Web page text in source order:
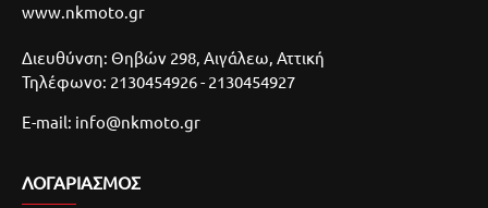
www.nkmoto.gr
Διευθύνση: Θηβών 298, Αιγάλεω, Αττική
Τηλέφωνο: 2130454926 - 2130454927
E-mail: info@nkmoto.gr
ΛΟΓΑΡΙΑΣΜΌΣ